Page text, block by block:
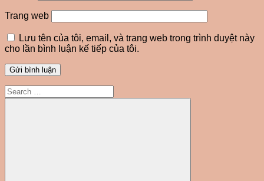
Trang web
Lưu tên của tôi, email, và trang web trong trình duyệt này
cho lần bình luận kế tiếp của tôi.
Search
for: